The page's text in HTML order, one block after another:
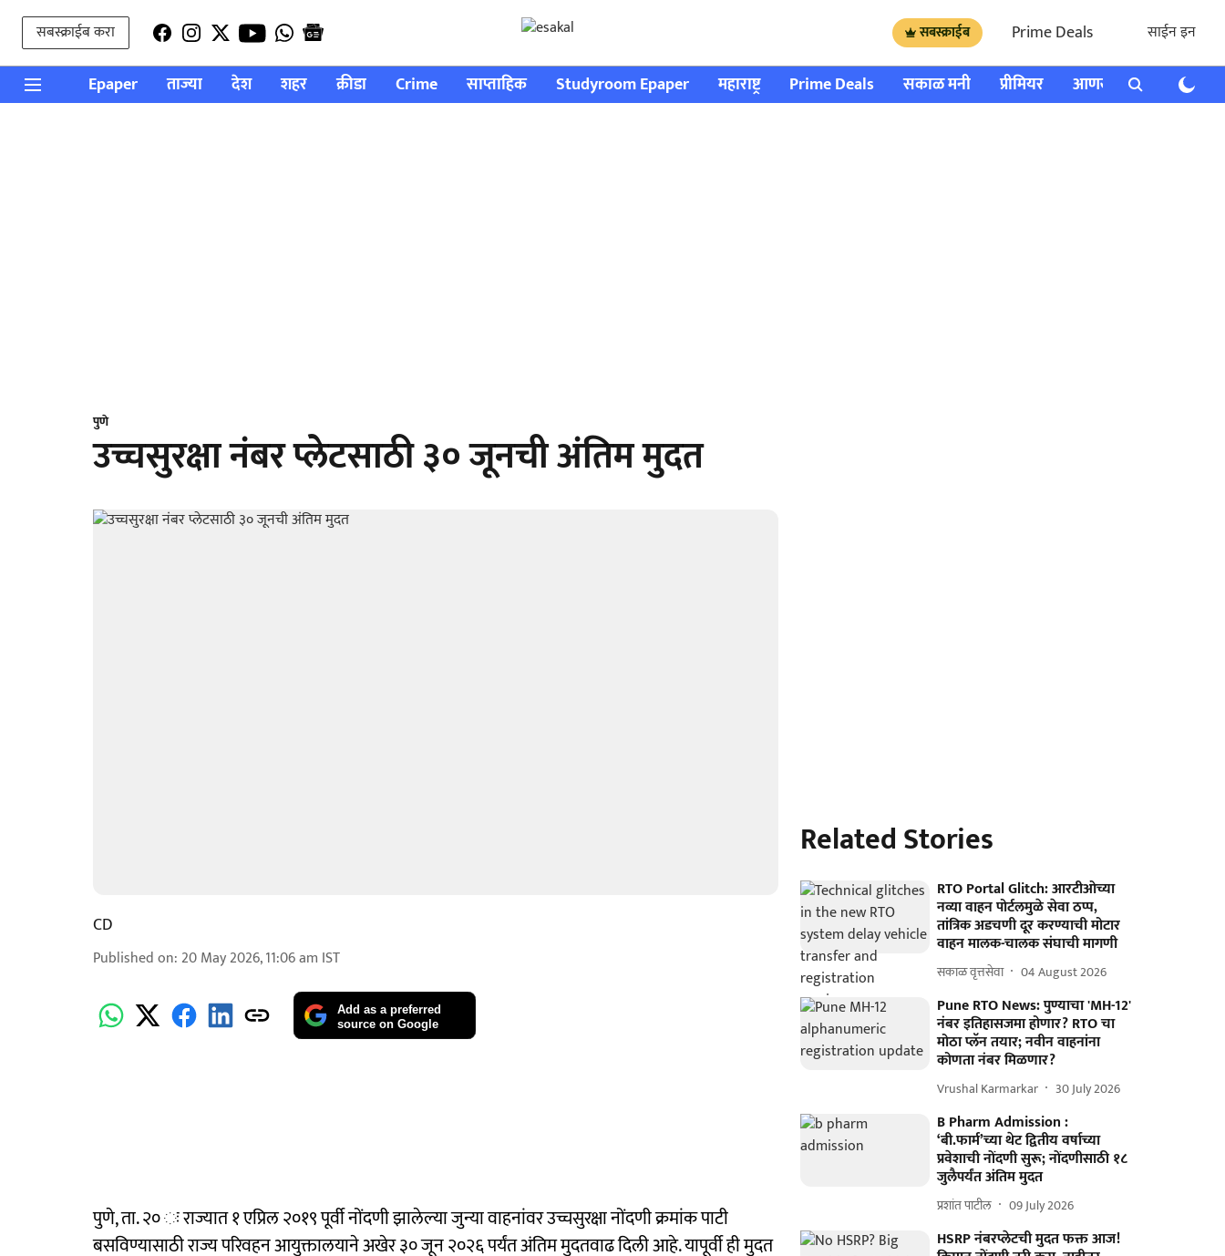
सबस्क्राईब करा सबस्क्राईब Prime Deals साईन इन
Epaper ताज्या देश शहर क्रीडा Crime साप्ताहिक Studyroom Epaper महाराष्ट्र Prime Deals सकाळ मनी प्रीमियर आणखी राशी भविष्य
पुणे
उच्चसुरक्षा नंबर प्लेटसाठी ३० जूनची अंतिम मुदत
CD
Published on: 20 May 2026, 11:06 am IST
Add as a preferred
source on Google
पुणे, ता. २० ः राज्यात १ एप्रिल २०१९ पूर्वी नोंदणी झालेल्या जुन्या वाहनांवर उच्चसुरक्षा नोंदणी क्रमांक पाटी
बसविण्यासाठी राज्य परिवहन आयुक्तालयाने अखेर ३० जून २०२६ पर्यंत अंतिम मुदतवाढ दिली आहे. यापूर्वी ही मुदत
Related Stories
RTO Portal Glitch: आरटीओच्या
नव्या वाहन पोर्टलमुळे सेवा ठप्प,
तांत्रिक अडचणी दूर करण्याची मोटार
वाहन मालक-चालक संघाची मागणी
सकाळ वृत्तसेवा 04 August 2026
Pune RTO News: पुण्याचा 'MH-12'
नंबर इतिहासजमा होणार? RTO चा
मोठा प्लॅन तयार; नवीन वाहनांना
कोणता नंबर मिळणार?
Vrushal Karmarkar 30 July 2026
B Pharm Admission :
‘बी.फार्म’च्या थेट द्वितीय वर्षाच्या
प्रवेशाची नोंदणी सुरू; नोंदणीसाठी १८
जुलैपर्यंत अंतिम मुदत
प्रशांत पाटील 09 July 2026
HSRP नंबरप्लेटची मुदत फक्त आज!